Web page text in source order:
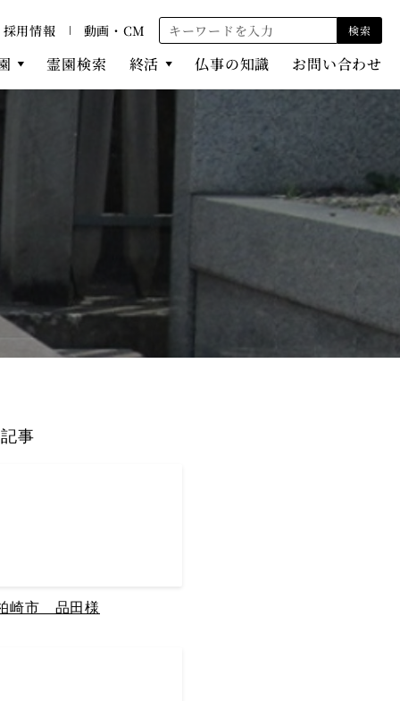
霊園検索 終活 仏事の知識 お問い合わせ
採用情報 動画・CM 検索
事
崎市 品田様